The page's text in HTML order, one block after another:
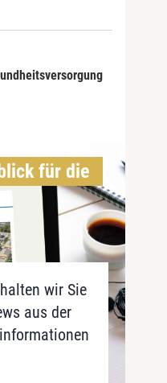
für die
wir Sie
aus der